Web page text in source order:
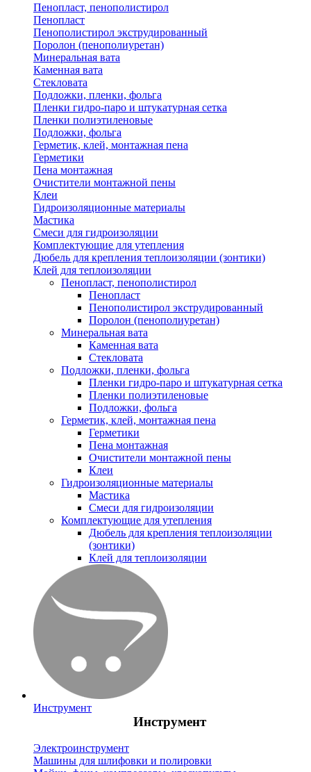
Пенопласт, пенополистирол
Пенопласт
Пенополистирол экструдированный
Поролон (пенополиуретан)
Минеральная вата
Каменная вата
Стекловата
Подложки, пленки, фольга
Пленки гидро-паро и штукатурная сетка
Пленки полиэтиленовые
Подложки, фольга
Герметик, клей, монтажная пена
Герметики
Пена монтажная
Очистители монтажной пены
Клеи
Гидроизоляционные материалы
Мастика
Смеси для гидроизоляции
Комплектующие для утепления
Дюбель для крепления теплоизоляции (зонтики)
Клей для теплоизоляции
Пенопласт, пенополистирол
Пенопласт
Пенополистирол экструдированный
Поролон (пенополиуретан)
Минеральная вата
Каменная вата
Стекловата
Подложки, пленки, фольга
Пленки гидро-паро и штукатурная сетка
Пленки полиэтиленовые
Подложки, фольга
Герметик, клей, монтажная пена
Герметики
Пена монтажная
Очистители монтажной пены
Клеи
Гидроизоляционные материалы
Мастика
Смеси для гидроизоляции
Комплектующие для утепления
Дюбель для крепления теплоизоляции
(зонтики)
Клей для теплоизоляции
Инструмент
Инструмент
Электроинструмент
Машины для шлифовки и полировки